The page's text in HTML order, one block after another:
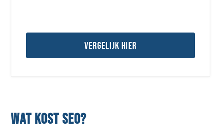
Vergelijk hier
WAT KOST SEO?